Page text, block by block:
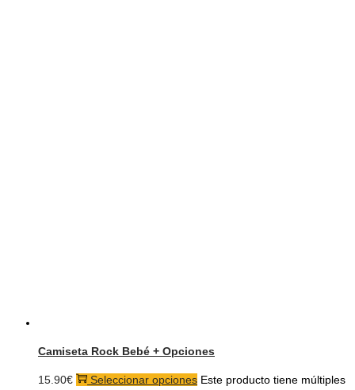
Camiseta Rock Bebé + Opciones
15.90€ Seleccionar opciones Este producto tiene múltiples